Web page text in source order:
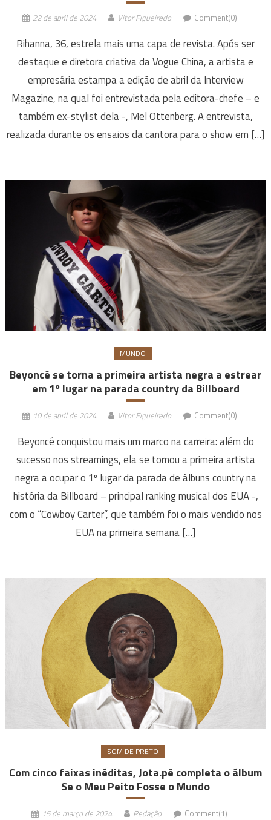
22 de abril de 2024 Vitor Figueiredo Comment(0)
Rihanna, 36, estrela mais uma capa de revista. Após ser
destaque e diretora criativa da Vogue China, a artista e
empresária estampa a edição de abril da Interview
Magazine, na qual foi entrevistada pela editora-chefe – e
também ex-stylist dela -, Mel Ottenberg. A entrevista,
realizada durante os ensaios da cantora para o show em […]
MUNDO
Beyoncé se torna a primeira artista negra a estrear
em 1º lugar na parada country da Billboard
10 de abril de 2024 Vitor Figueiredo Comment(0)
Beyoncé conquistou mais um marco na carreira: além do
sucesso nos streamings, ela se tornou a primeira artista
negra a ocupar o 1º lugar da parada de álbuns country na
história da Billboard – principal ranking musical dos EUA -,
com o “Cowboy Carter”, que também foi o mais vendido nos
EUA na primeira semana […]
SOM DE PRETO
Com cinco faixas inéditas, Jota.pê completa o álbum
Se o Meu Peito Fosse o Mundo
15 de março de 2024 Redação Comment(1)